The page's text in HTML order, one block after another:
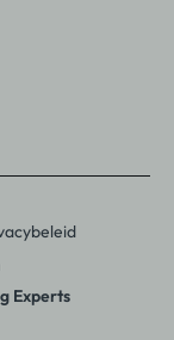
Experts